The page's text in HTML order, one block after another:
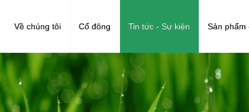
Về chúng tôi Cổ đông Tin tức - Sự kiện Sản phẩm